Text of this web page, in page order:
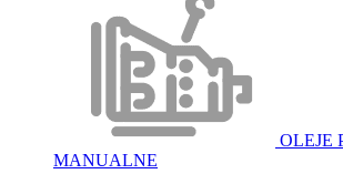
OLEJE
MANUALNE